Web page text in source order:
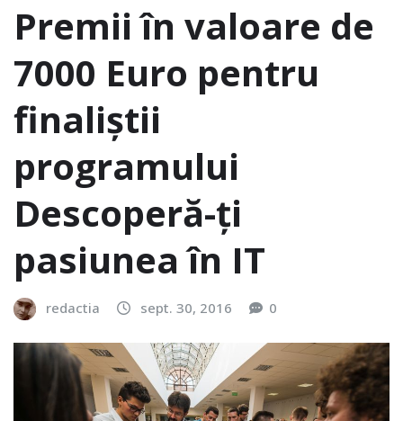
Premii în valoare de
7000 Euro pentru
finaliștii
programului
Descoperă-ți
pasiunea în IT
redactia sept. 30, 2016 0